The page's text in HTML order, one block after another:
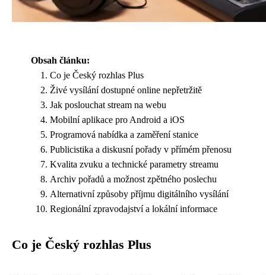
Obsah článku:
Co je Český rozhlas Plus
Živé vysílání dostupné online nepřetržitě
Jak poslouchat stream na webu
Mobilní aplikace pro Android a iOS
Programová nabídka a zaměření stanice
Publicistika a diskusní pořady v přímém přenosu
Kvalita zvuku a technické parametry streamu
Archiv pořadů a možnost zpětného poslechu
Alternativní způsoby příjmu digitálního vysílání
Regionální zpravodajství a lokální informace
Co je Český rozhlas Plus